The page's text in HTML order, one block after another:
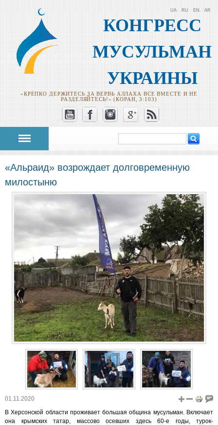
КОНГРЕСС
МУСУЛЬМАН
УКРАИНЫ
«КРЕПКО ДЕРЖИТЕСЬ ЗА ВЕРВЬ АЛЛАХА ВСЕ ВМЕСТЕ И НЕ
РАЗДЕЛЯЙТЕСЬ!» (КОРАН, 3:103)
UA RU EN AR
Форма поиска
«Альраид» возрождает долговременную
милостыню
01.11.2020
В Херсонской области проживает большая община мусульман. Включает
она крымских татар, массово осевших здесь 60-е годы, турок-